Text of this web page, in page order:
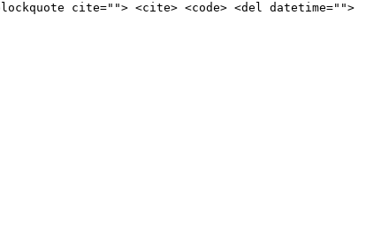
cite=""> <cite> <code> <del datetime="">